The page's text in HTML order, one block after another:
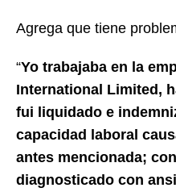
Agrega que tiene
“Yo trabajaba en la
International Limited,
fui liquidado e
capacidad laboral
antes mencionada;
diagnosticado con